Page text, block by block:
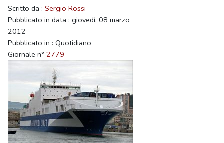
Scritto da : Sergio Rossi
Pubblicato in data : giovedì, 08 marzo
2012
Pubblicato in : Quotidiano
Giornale n° 2779